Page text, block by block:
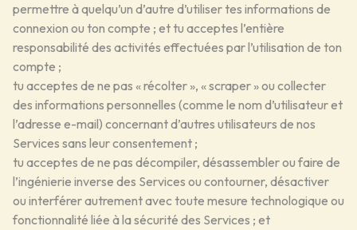
permettre à quelqu’un d’autre d’utiliser tes informations de
connexion ou ton compte ; et tu acceptes l’entière
responsabilité des activités effectuées par l’utilisation de ton
compte ;
tu acceptes de ne pas « récolter », « scraper » ou collecter
des informations personnelles (comme le nom d’utilisateur et
l’adresse e-mail) concernant d’autres utilisateurs de nos
Services sans leur consentement ;
tu acceptes de ne pas décompiler, désassembler ou faire de
l’ingénierie inverse des Services ou contourner, désactiver
ou interférer autrement avec toute mesure technologique ou
fonctionnalité liée à la sécurité des Services ; et